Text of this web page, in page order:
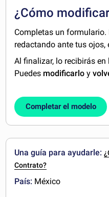
¿Cómo
Completas un formulario.
redactando ante tus ojos,
Al finalizar, lo recibirás
Puedes modificarlo y
Completar el modelo
Una guía para ayudarle:
Contrato?
País: México